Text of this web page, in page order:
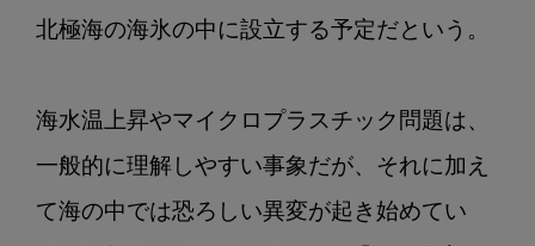
北極海の海氷の中に設立する予定だという。
海水温上昇やマイクロプラスチック問題は、
一般的に理解しやすい事象だが、それに加え
て海の中では恐ろしい異変が起き始めてい